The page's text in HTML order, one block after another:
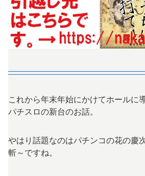
これから年末年始にかけてホールに
パチスロの新台のお話。
やはり話題なのはパチンコの花の慶
斬～ですね。